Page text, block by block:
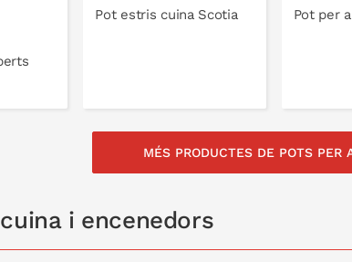
Pot estris cuina Scotia
A LA CISTELLA
Pot per
MÉS PRODUCTES DE POTS PER
i encenedors